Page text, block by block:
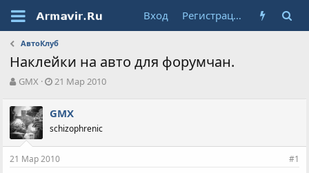
Вход Регистрация
АвтоКлуб
Наклейки на авто для форумчан.
А
т
о
р
т
е
GMX
Д
а
н
ч
21 Мар 2010
GMX
schizophrenic
21 Мар 2010 #1